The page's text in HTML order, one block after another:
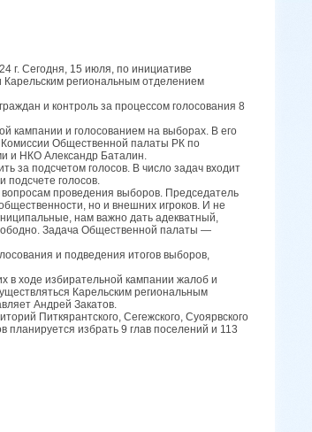
г. Сегодня, 15 июля, по инициативе
региональным отделением
и контроль за процессом голосования 8
кампании и голосованием на выборах. В его
Общественной палаты РК по
и НКО Александр Баталин.
за подсчетом голосов. В число задач входит
голосов.
проведения выборов. Председатель
но и внешних игроков. И не
нам важно дать адекватный,
Задача Общественной палаты —
и подведения итогов выборов,
в ходе избирательной кампании жалоб и
Карельским региональным
Андрей Закатов.
Питкярантского, Сегежского, Суоярвского
избрать 9 глав поселений и 113